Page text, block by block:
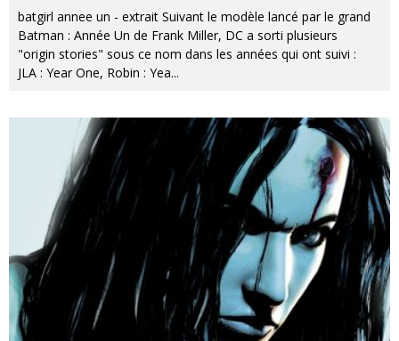
batgirl annee un - extrait Suivant le modèle lancé par le grand
Batman : Année Un de Frank Miller, DC a sorti plusieurs
"origin stories" sous ce nom dans les années qui ont suivi :
JLA : Year One, Robin : Yea...